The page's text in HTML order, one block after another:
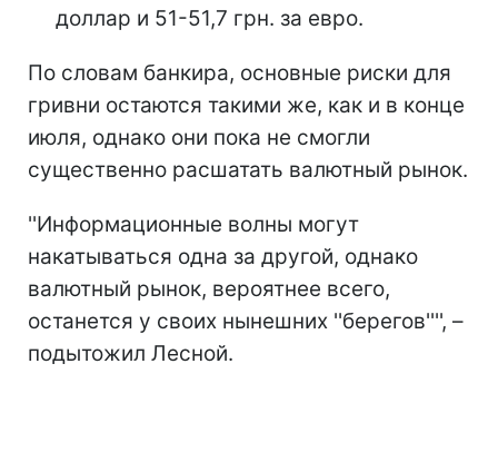
доллар и 51-51,7 грн. за евро.
По словам банкира, основные риски для
гривни остаются такими же, как и в конце
июля, однако они пока не смогли
существенно расшатать валютный рынок.
''Информационные волны могут
накатываться одна за другой, однако
валютный рынок, вероятнее всего,
останется у своих нынешних ''берегов'''', –
подытожил Лесной.